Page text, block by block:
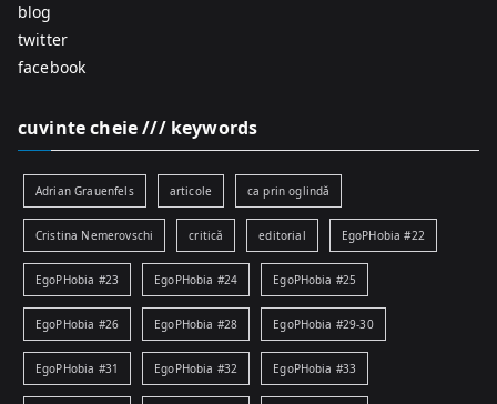
blog
twitter
facebook
cuvinte cheie /// keywords
Adrian Grauenfels articole ca prin oglindă
Cristina Nemerovschi critică editorial EgoPHobia #22
EgoPHobia #23 EgoPHobia #24 EgoPHobia #25
EgoPHobia #26 EgoPHobia #28 EgoPHobia #29-30
EgoPHobia #31 EgoPHobia #32 EgoPHobia #33